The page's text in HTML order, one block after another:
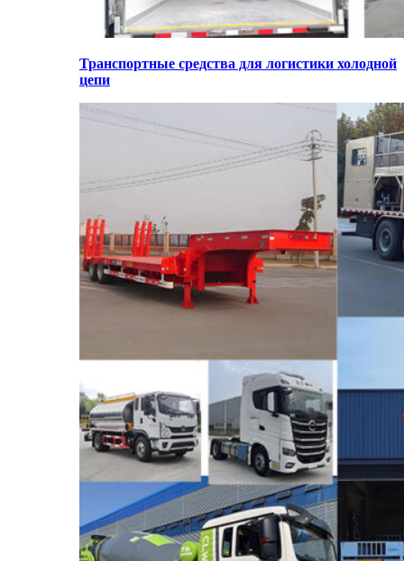
Транспортные средства для логистики холодной
цепи